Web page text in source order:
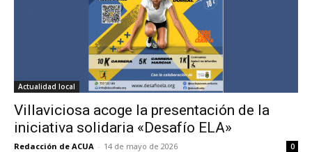
Actualidad local
Villaviciosa acoge la presentación de la
iniciativa solidaria «Desafío ELA»
Redacción de ACUA - 14 de mayo de 2026 0